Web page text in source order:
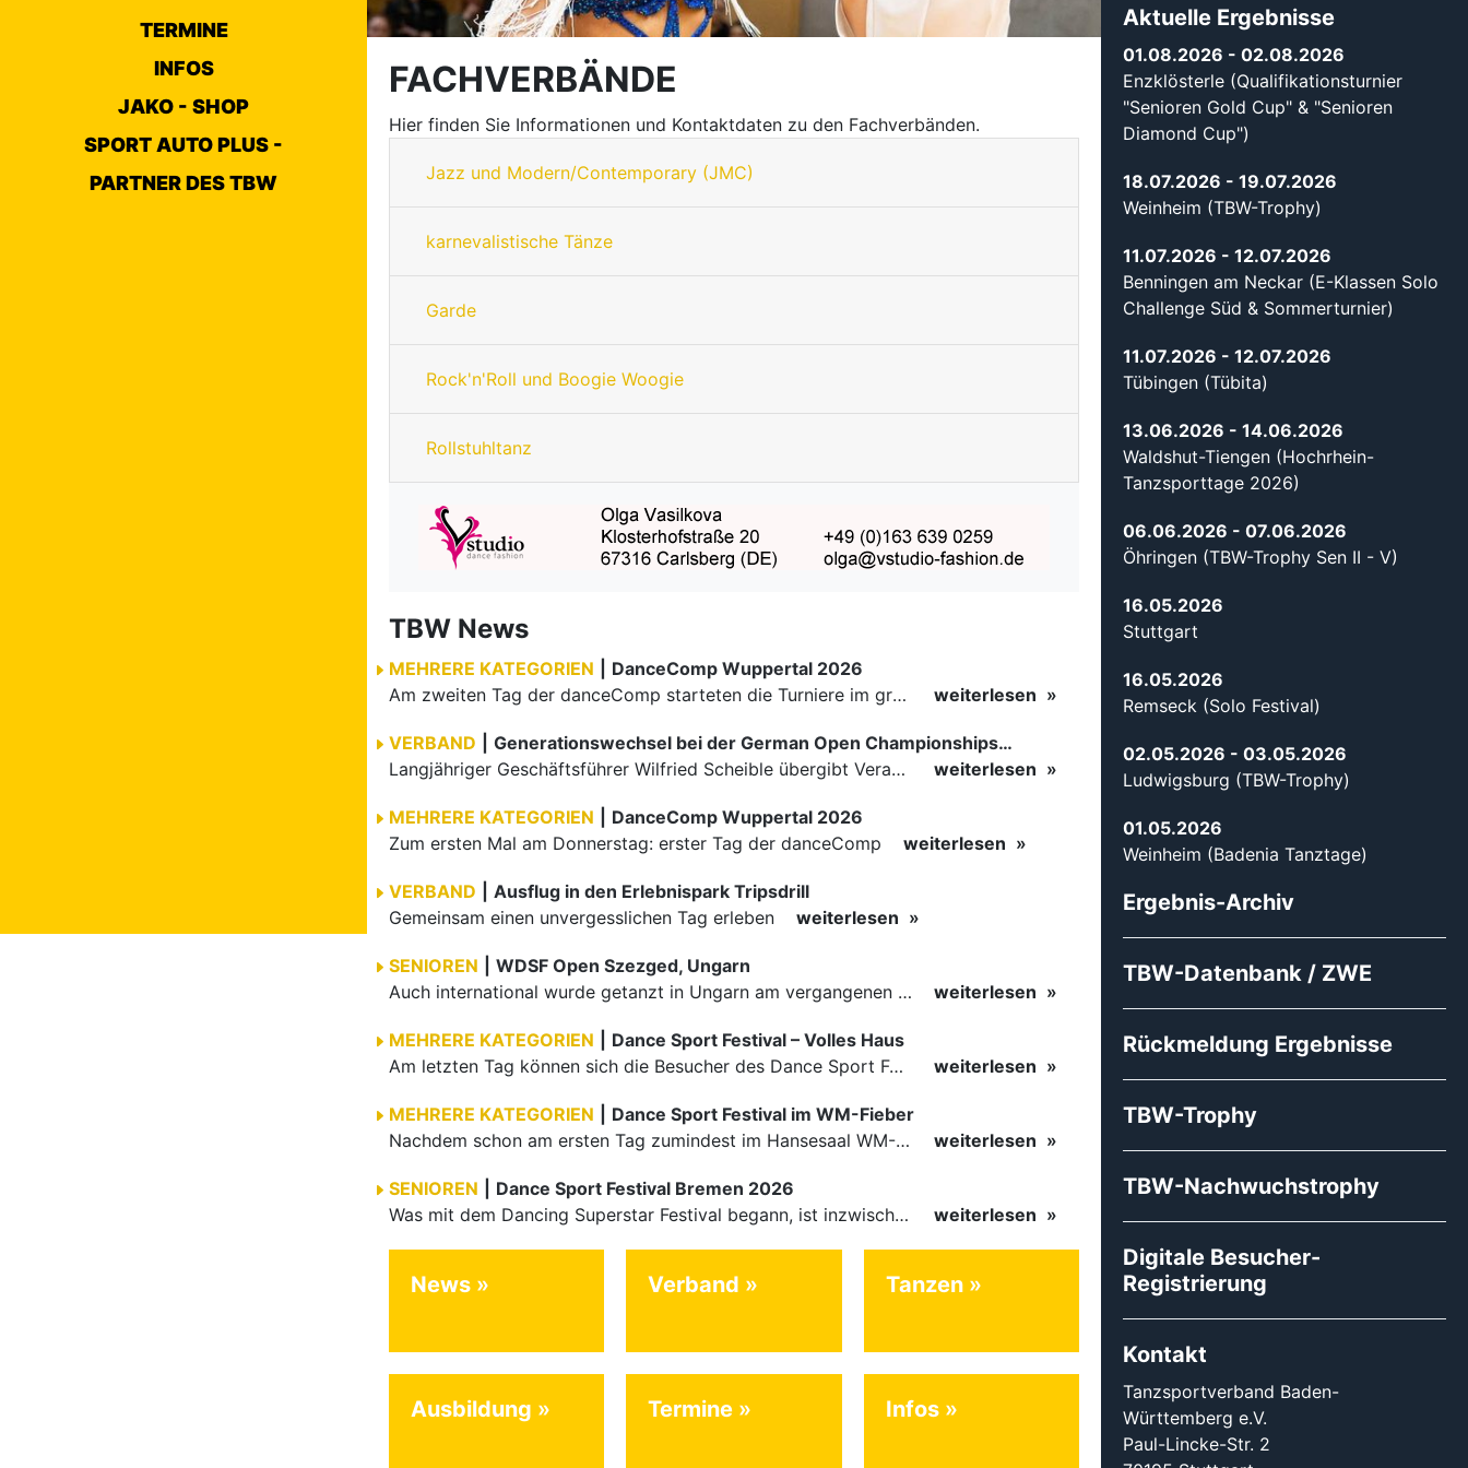
TERMINE
INFOS
JAKO - SHOP
SPORT AUTO PLUS -
PARTNER DES TBW
FACHVERBÄNDE
Hier finden Sie Informationen und Kontaktdaten zu den Fachverbänden.
Jazz und Modern/Contemporary (JMC)
karnevalistische Tänze
Garde
Rock'n'Roll und Boogie Woogie
Rollstuhltanz
TBW News
MEHRERE KATEGORIEN
DanceComp Wuppertal 2026
Am zweiten Tag der danceComp starteten die Turniere im großen Saal. Den Auftakt machte das größte Feld des Wochenendes: Im WDSF Open Senior III Standard gingen 141 Paare aufs Parkett.
weiterlesen
VERBAND
Generationswechsel bei der German Open Championships…
Langjähriger Geschäftsführer Wilfried Scheible übergibt Verantwortung an Stephen Harnisch und Bernd Roßnagel Stuttgart, den 30. Juni 2026.
weiterlesen
MEHRERE KATEGORIEN
DanceComp Wuppertal 2026
Zum ersten Mal am Donnerstag: erster Tag der danceComp
weiterlesen
VERBAND
Ausflug in den Erlebnispark Tripsdrill
Gemeinsam einen unvergesslichen Tag erleben
weiterlesen
SENIOREN
WDSF Open Szezged, Ungarn
Auch international wurde getanzt in Ungarn am vergangenen Wochenende
weiterlesen
MEHRERE KATEGORIEN
Dance Sport Festival – Volles Haus
Am letzten Tag können sich die Besucher des Dance Sport Festivals erneut auf internationale Festivalatmosphäre freuen. Die knapp 1200 Aktiven vertreten mit Deutschland 43 Nationen. Mit Paaren aus 15…
weiterlesen
MEHRERE KATEGORIEN
Dance Sport Festival im WM-Fieber
Nachdem schon am ersten Tag zumindest im Hansesaal WM-Stimmung vom Feinsten herrschte, werden am Samstag nicht nur Tänzerinnen und Tänzer der Junioren die Stimmung ordentlich anheizen. Es erwartet alle -…
weiterlesen
SENIOREN
Dance Sport Festival Bremen 2026
Was mit dem Dancing Superstar Festival begann, ist inzwischen mit dem Dance Sport Festival Bremen zu einer festen Institution geworden. Zum fünften Mal treffen sich Paare, Funktionäre und Gäste zu diesem…
weiterlesen
News Verband Tanzen
Ausbildung Termine Infos
Aktuelle Ergebnisse
01.08.2026 - 02.08.2026
Enzklösterle (Qualifikationsturnier
"Senioren Gold Cup" & "Senioren
Diamond Cup")
18.07.2026 - 19.07.2026
Weinheim (TBW-Trophy)
11.07.2026 - 12.07.2026
Benningen am Neckar (E-Klassen Solo
Challenge Süd & Sommerturnier)
11.07.2026 - 12.07.2026
Tübingen (Tübita)
13.06.2026 - 14.06.2026
Waldshut-Tiengen (Hochrhein-
Tanzsporttage 2026)
06.06.2026 - 07.06.2026
Öhringen (TBW-Trophy Sen II - V)
16.05.2026
Stuttgart
16.05.2026
Remseck (Solo Festival)
02.05.2026 - 03.05.2026
Ludwigsburg (TBW-Trophy)
01.05.2026
Weinheim (Badenia Tanztage)
Ergebnis-Archiv
TBW-Datenbank / ZWE
Rückmeldung Ergebnisse
TBW-Trophy
TBW-Nachwuchstrophy
Digitale Besucher-
Registrierung
Kontakt
Tanzsportverband Baden-
Württemberg e.V.
Paul-Lincke-Str. 2